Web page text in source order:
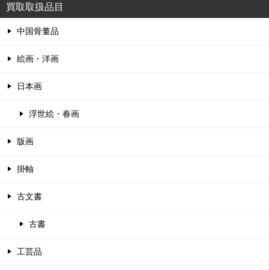
買取取扱品目
中国骨董品
絵画・洋画
日本画
浮世絵・春画
版画
掛軸
古文書
古書
工芸品